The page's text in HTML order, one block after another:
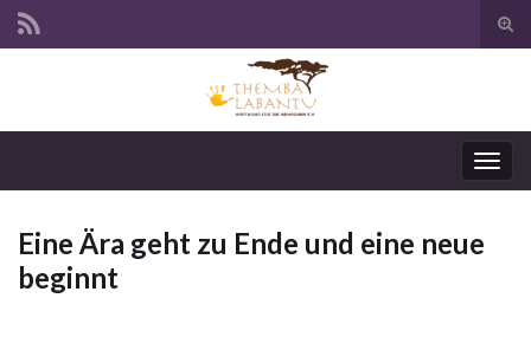
Eine Ära geht zu Ende und eine neue
beginnt